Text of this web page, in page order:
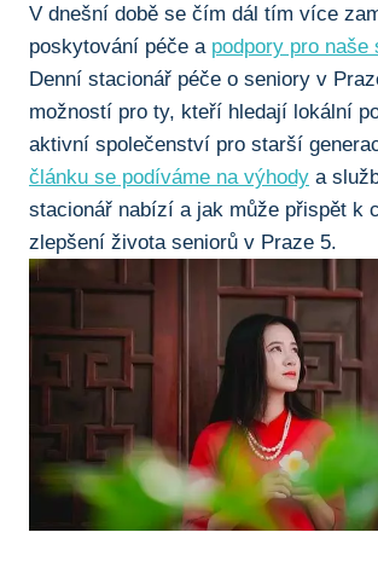
V dnešní době se čím dál tím více
poskytování péče a podpory pro naše
Denní stacionář péče o seniory v
možností pro ty, kteří hledají lokální
aktivní společenství pro starší
článku se podíváme na výhody a
stacionář nabízí a jak může přispět k
zlepšení života seniorů v Praze 5.